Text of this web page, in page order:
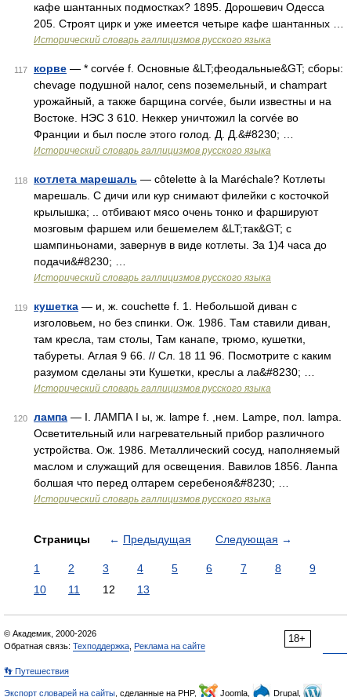
кафе шантанных подмостках? 1895. Дорошевич Одесса
205. Строят цирк и уже имеется четыре кафе шантанных …
Исторический словарь галлицизмов русского языка
117 корве — * corvée f. Основные &LT;феодальные&GT; сборы:
chevage подушной налог, cens поземельный, и champart
урожайный, а также барщина corvée, были известны и на
Востоке. НЭС 3 610. Неккер уничтожил la corvée во
Франции и был после этого голод. Д. Д.&#8230; …
Исторический словарь галлицизмов русского языка
118 котлета марешаль — côtelette à la Maréchale? Котлеты
марешаль. С дичи или кур снимают филейки с косточкой
крылышка; .. отбивают мясо очень тонко и фаршируют
мозговым фаршем или бешемелем &LT;так&GT; с
шампиньонами, завернув в виде котлеты. За 1)4 часа до
подачи&#8230; …
Исторический словарь галлицизмов русского языка
119 кушетка — и, ж. couchette f. 1. Небольшой диван с
изголовьем, но без спинки. Ож. 1986. Там ставили диван,
там кресла, там столы, Там канапе, трюмо, кушетки,
табуреты. Аглая 9 66. // Сл. 18 11 96. Посмотрите с каким
разумом сделаны эти Кушетки, креслы а ла&#8230; …
Исторический словарь галлицизмов русского языка
120 лампа — I. ЛАМПА I ы, ж. lampe f. ,нем. Lampe, пол. lampa.
Осветительный или нагревательный прибор различного
устройства. Ож. 1986. Металлический сосуд, наполняемый
маслом и служащий для освещения. Вавилов 1856. Ланпа
болшая что перед олтарем серебеноя&#8230; …
Исторический словарь галлицизмов русского языка
Страницы ← Предыдущая Следующая →
1 2 3 4 5 6 7 8
9
10
11 12 13
18+
© Академик, 2000-2026
Обратная связь: Техподдержка Реклама на сайте
👣 Путешествия
Экспорт словарей на сайты , сделанные на PHP, Joomla, Drupal,